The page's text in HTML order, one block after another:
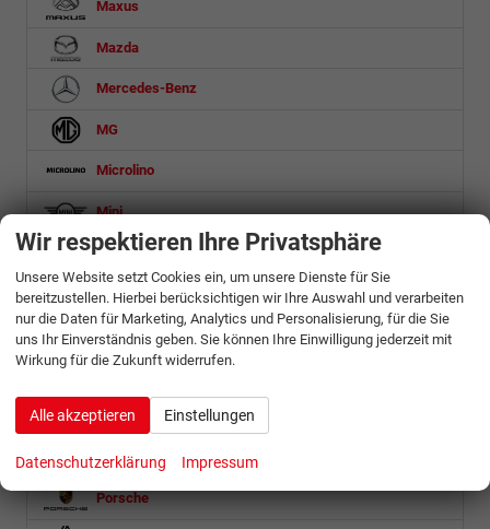
Maxus
Mazda
Mercedes-Benz
MG
Microlino
Mini
Mitsubishi
Nissan
Omoda
Ora
Peugeot
Porsche
Wir respektieren Ihre Privatsphäre
Unsere Website setzt Cookies ein, um unsere Dienste für Sie
bereitzustellen. Hierbei berücksichtigen wir Ihre Auswahl und verarbeiten
nur die Daten für Marketing, Analytics und Personalisierung, für die Sie
uns Ihr Einverständnis geben. Sie können Ihre Einwilligung jederzeit mit
Wirkung für die Zukunft widerrufen.
Alle akzeptieren Einstellungen
Datenschutzerklärung Impressum